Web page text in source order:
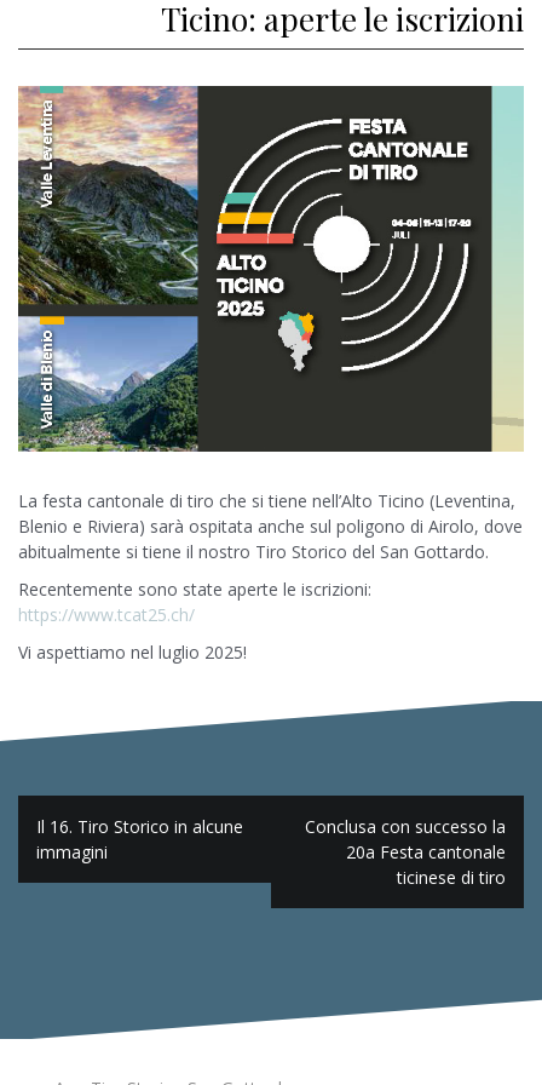
Ticino: aperte le iscrizioni
La festa cantonale di tiro che si tiene nell’Alto Ticino (Leventina,
Blenio e Riviera) sarà ospitata anche sul poligono di Airolo, dove
abitualmente si tiene il nostro Tiro Storico del San Gottardo.
Recentemente sono state aperte le iscrizioni:
https://www.tcat25.ch/
Vi aspettiamo nel luglio 2025!
Navigazione
articoli
Il 16. Tiro Storico in alcune
immagini
Conclusa con successo la
20a Festa cantonale
ticinese di tiro